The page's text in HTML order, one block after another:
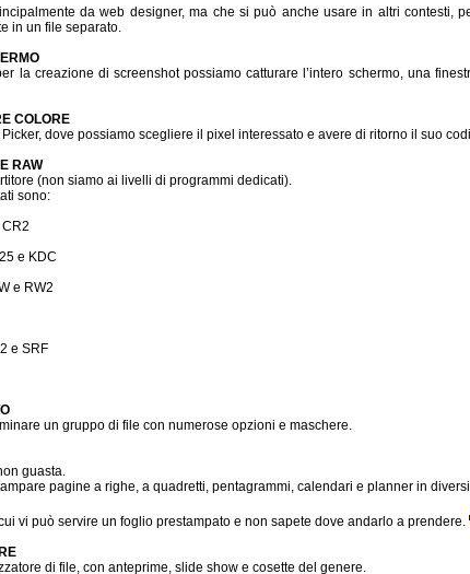
da web designer, ma che si può anche usare in altri contesti,
in un file separato.
la creazione di screenshot possiamo catturare l’intero schermo, una
COLORE
Picker, dove possiamo scegliere il pixel interessato e avere di ritorno il suo
RAW
(non siamo ai livelli di programmi dedicati).
sono:
e KDC
e RW2
e SRF
un gruppo di file con numerose opzioni e maschere.
guasta.
pagine a righe, a quadretti, pentagrammi, calendari e planner in
vi può servire un foglio prestampato e non sapete dove andarlo a prendere.
di file, con anteprime, slide show e cosette del genere.